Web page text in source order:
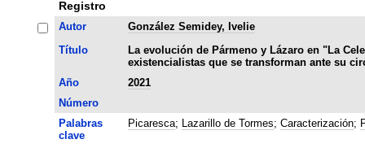
Registro
Autor
González Semidey, Ivelie
Título
La evolución de Pármeno y Lázaro en "La
existencialistas que se transforman ante su
Año
2021
Número
Palabras
clave
Picaresca; Lazarillo de Tormes; Caracterización;